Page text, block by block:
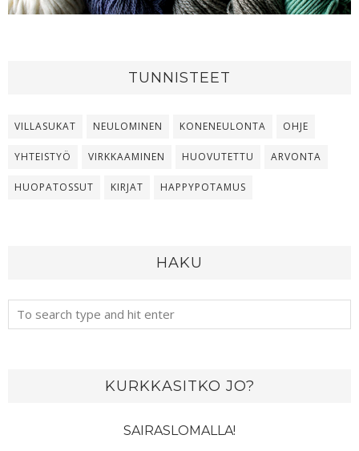
TUNNISTEET
VILLASUKAT NEULOMINEN KONENEULONTA OHJE
YHTEISTYÖ VIRKKAAMINEN HUOVUTETTU ARVONTA
HUOPATOSSUT KIRJAT HAPPYPOTAMUS
HAKU
KURKKASITKO JO?
SAIRASLOMALLA!